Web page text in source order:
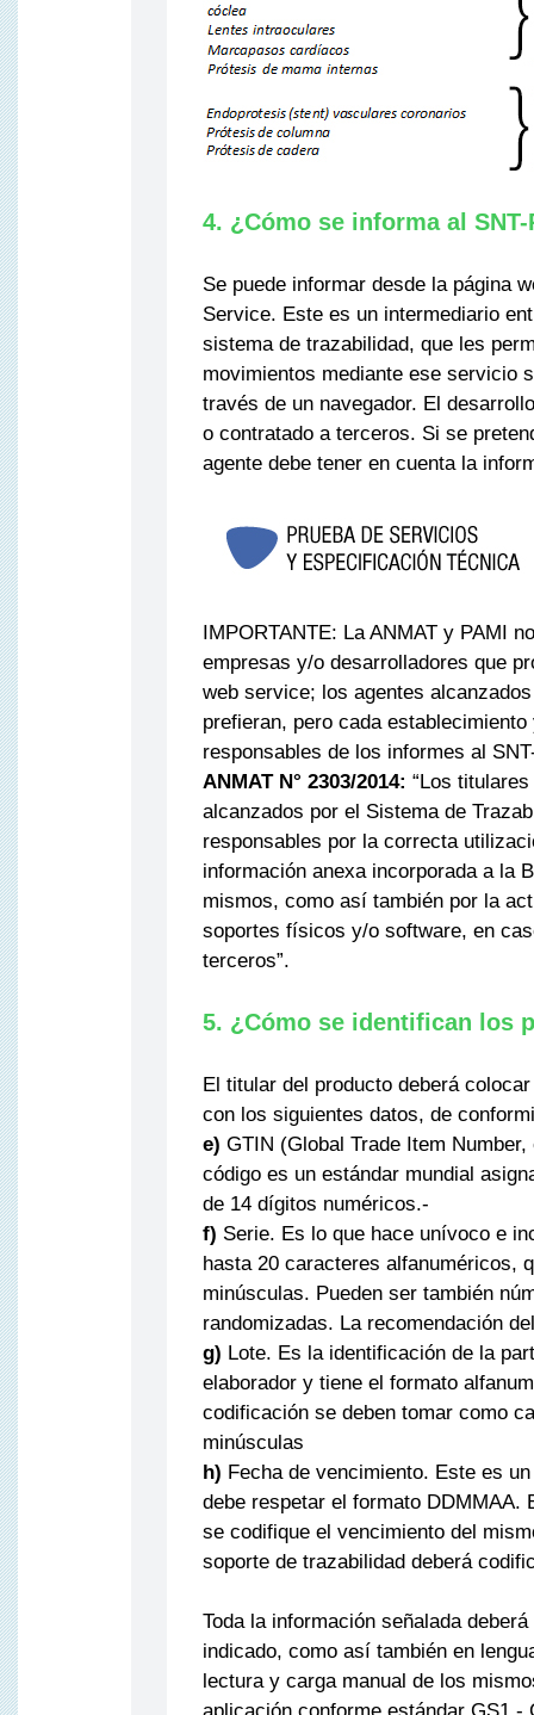
4. ¿Cómo se informa al
Se puede informar desde la página
Service. Este es un intermediario
sistema de trazabilidad, que les
movimientos mediante ese servicio
través de un navegador. El
o contratado a terceros. Si se
agente debe tener en cuenta la
IMPORTANTE: La ANMAT y PAMI
empresas y/o desarrolladores que
web service; los agentes
prefieran, pero cada
responsables de los informes al
ANMAT N° 2303/2014: “Los
alcanzados por el Sistema de
responsables por la correcta
información anexa incorporada a la
mismos, como así también por la
soportes físicos y/o software, en
terceros”.
5. ¿Cómo se identifican los
El titular del producto deberá
con los siguientes datos, de
e) GTIN (Global Trade Item
código es un estándar mundial
de 14 dígitos numéricos.-
f) Serie. Es lo que hace unívoco e
hasta 20 caracteres alfanuméricos,
minúsculas. Pueden ser también
randomizadas. La recomendación
g) Lote. Es la identificación de la
elaborador y tiene el formato
codificación se deben tomar como
minúsculas
h) Fecha de vencimiento. Este es
debe respetar el formato DDMMAA.
se codifique el vencimiento del
soporte de trazabilidad deberá
Toda la información señalada
indicado, como así también en
lectura y carga manual de los